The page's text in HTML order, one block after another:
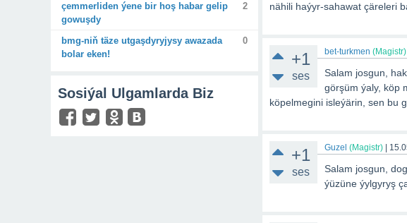
çemmerliden ýene bir hoş habar gelip
gowuşdy
2
bmg-niň täze utgaşdyryjysy awazada
bolar eken!
0
Sosiýal Ulgamlarda Biz
nähili haýyr-sahawat çäreleri
+1
ses
bet-turkmen (Magistr)
Salam josgun,
görşüm ýaly, köp
köpelmegini isleýärin, sen bu
+1
ses
Guzel (Magistr)
Salam josgun,
ýüzüne ýylgyryş